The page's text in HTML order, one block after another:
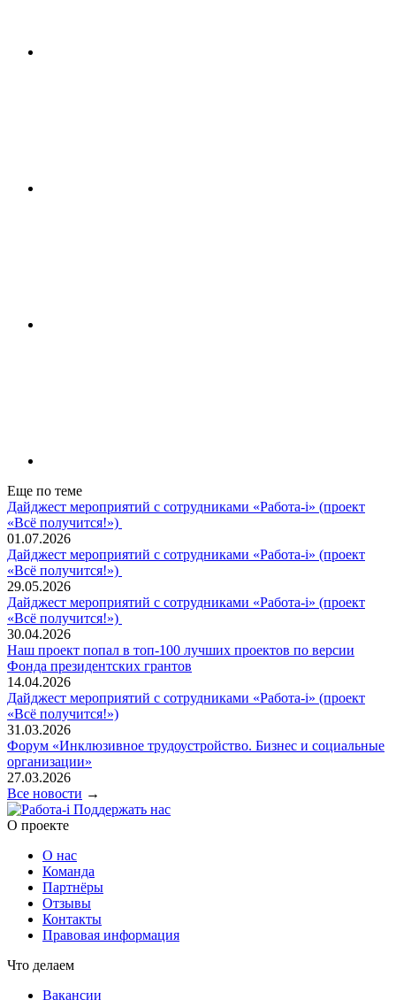
Еще по теме
Дайджест мероприятий с сотрудниками «Работа-i» (проект
«Всё получится!»)
01.07.2026
Дайджест мероприятий с сотрудниками «Работа-i» (проект
«Всё получится!»)
29.05.2026
Дайджест мероприятий с сотрудниками «Работа-i» (проект
«Всё получится!»)
30.04.2026
Наш проект попал в топ‑100 лучших проектов по версии
Фонда президентских грантов
14.04.2026
Дайджест мероприятий с сотрудниками «Работа-i» (проект
«Всё получится!»)
31.03.2026
Форум «Инклюзивное трудоустройство. Бизнес и социальные
организации»
27.03.2026
Все новости →
Поддержать нас
O проекте
О нас
Команда
Партнёры
Отзывы
Контакты
Правовая информация
Что делаем
Вакансии